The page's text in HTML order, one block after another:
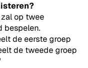
op twee
bespelen.
de eerste groep
de tweede groep